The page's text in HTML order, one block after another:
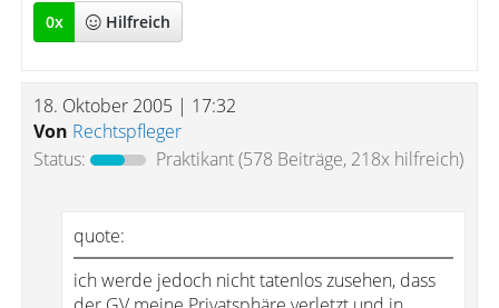
0x Hilfreich
18. Oktober 2005 | 17:32
Von Rechtspfleger
Status:
Praktikant(578 Beiträge, 218x hilfreich)
quote:
ich werde jedoch nicht tatenlos zusehen, dass